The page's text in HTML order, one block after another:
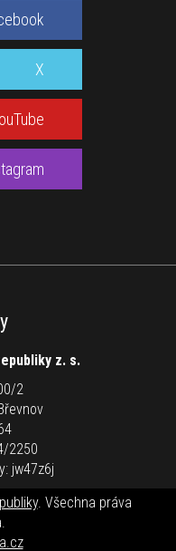
X
z. s.
2
2250
jw47z6j
. Všechna práva